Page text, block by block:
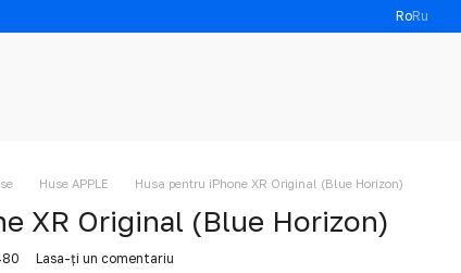
RoRu
Huse APPLE Husa pentru iPhone XR Original (Blue Horizon)
XR Original (Blue Horizon)
Lasa-ți un comentariu